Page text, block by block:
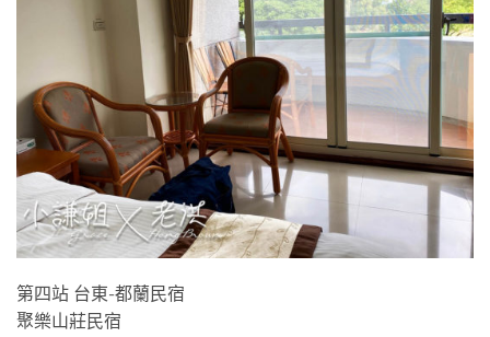
第四站 台東-都蘭民宿
聚樂山莊民宿